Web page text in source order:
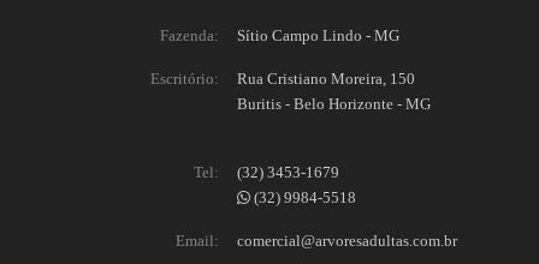
Fazenda: Sítio Campo Lindo - MG
Escritório:
Rua Cristiano Moreira, 150
Buritis - Belo Horizonte - MG
Tel:
(32) 3453-1679
(32) 9984-5518
Email: comercial@arvoresadultas.com.br